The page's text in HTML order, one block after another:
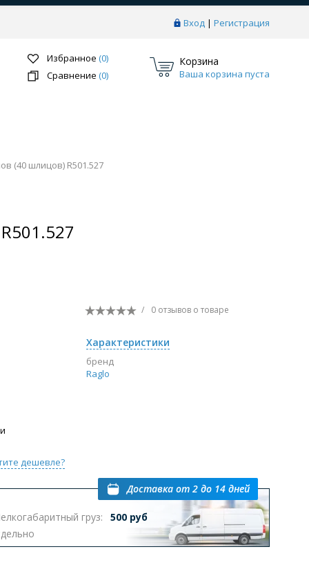
Вход | Регистрация
Избранное (0)
Сравнение (0)
Корзина
Ваша корзина пуста
Системы скрытого монтажа
Перейти в раздел
Перейти в раздел
(40 шлицов) R501.527
/ 0 отзывов о товаре
Характеристики
бренд
Raglo
дешевле?
груз:
500 руб
Доставка от 2 до 14 дней